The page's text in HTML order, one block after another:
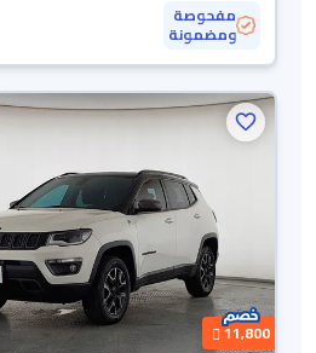
مفحوصة
ومضمونة
11,800